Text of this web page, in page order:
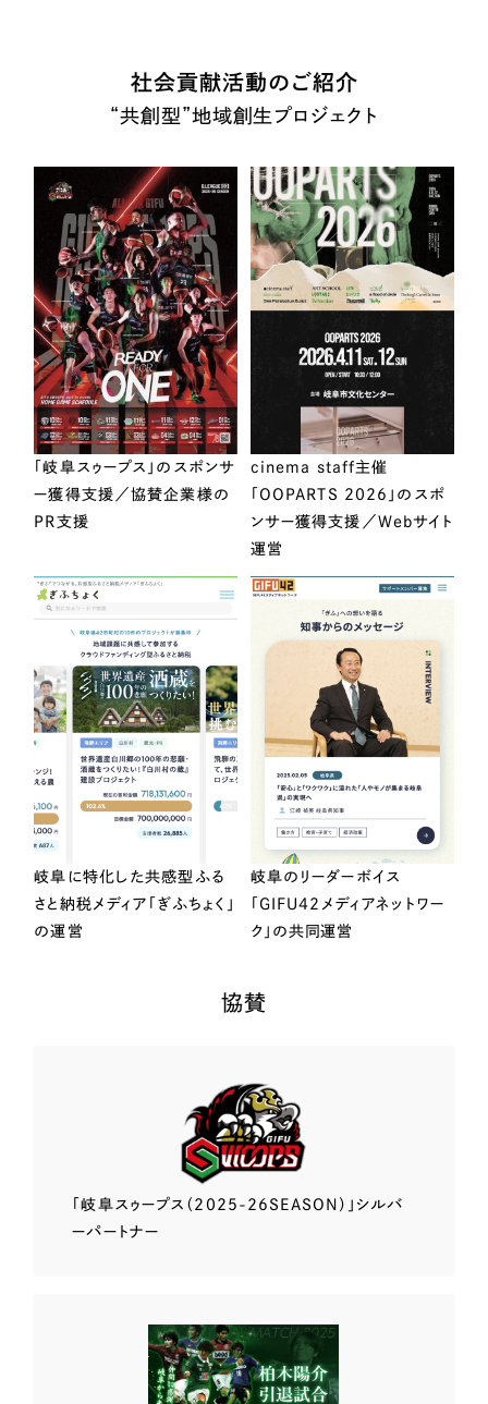
社会貢献活動のご紹介
“共創型”地域創生プロジェクト
「岐阜スゥープス」のスポンサ
ー獲得支援／協賛企業様の
PR支援
cinema staff主催
「OOPARTS 2026」のスポ
ンサー獲得支援／Webサイト
運営
岐阜に特化した共感型ふる
さと納税メディア「ぎふちょく」
の運営
岐阜のリーダーボイス
「GIFU42メディアネットワー
ク」の共同運営
協賛
「岐阜スゥープス （2025-26SEASON）」 シルバ
ーパートナー